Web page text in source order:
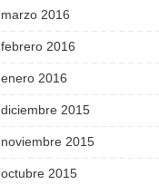
marzo 2016
febrero 2016
enero 2016
diciembre 2015
noviembre 2015
octubre 2015